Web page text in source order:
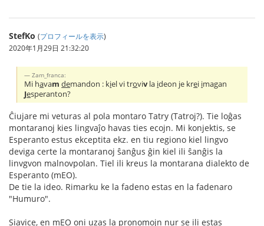
StefKo (プロフィールを表示)
2020年1月29日 21:32:20
Zam_franca:
Mi havam demandon : kiel vi trovivla ideon je krei imagan
Jesperanton?
Ĉiujare mi veturas al pola montaro Tatry (Tatroj?). Tie loĝas
montaranoj kies lingvaĵo havas ties ecojn. Mi konjektis, se
Esperanto estus ekceptita ekz. en tiu regiono kiel lingvo
deviga certe la montaranoj ŝanĝus ĝin kiel ili ŝanĝis la
linvgvon malnovpolan. Tiel ili kreus la montarana dialekto de
Esperanto (mEO).
De tie la ideo. Rimarku ke la fadeno estas en la fadenaro
"Humuro".
Siavice, en mEO oni uzas la pronomojn nur se ili estas